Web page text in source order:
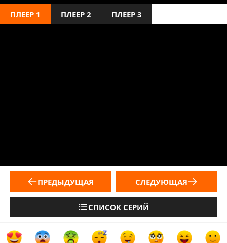
ПЛЕЕР 1 ПЛЕЕР 2 ПЛЕЕР 3
ПРЕДЫДУЩАЯ
СПИСОК СЕРИЙ
СЛЕДУЮЩАЯ